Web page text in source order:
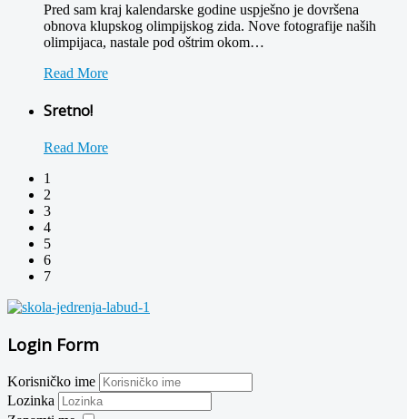
Pred sam kraj kalendarske godine uspješno je dovršena
obnova klupskog olimpijskog zida. Nove fotografije naših
olimpijaca, nastale pod oštrim okom…
Read More
Sretno!
Read More
1
2
3
4
5
6
7
Login Form
Korisničko ime
Lozinka